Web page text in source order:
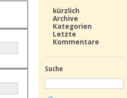
kürzlich
Archive
Kategorien
Letzte
Kommentare
Suche